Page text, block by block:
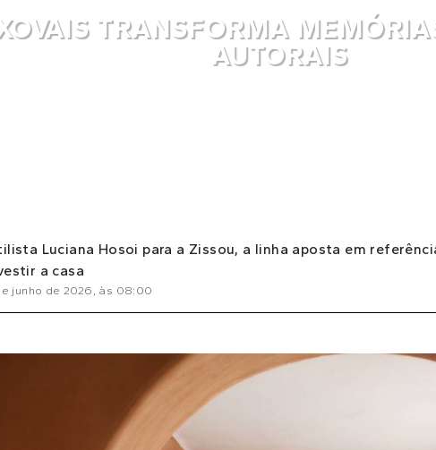
TRANSFORMA
AUTORAIS
Luciana Hosoi para a Zissou, a linha aposta em
a casa
junho de 2026 , às 08:00